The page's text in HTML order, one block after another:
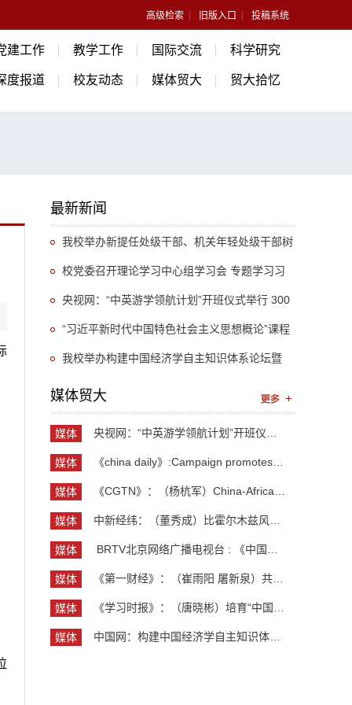
高级检索 旧版入口 投稿系统
建工作 教学工作 国际交流 科学研究
度报道 校友动态 媒体贸大 贸大拾忆
最新新闻
我校举办新提任处级干部、机关年轻处级干部树
立和践行正确政绩观专题培训班
校党委召开理论学习中心组学习会 专题学习习
近平总书记关于推动哲学社会科学高质量发展的重
要指示精神
央视网：“中英游学领航计划”开班仪式举行 300
余名英国学生开启“游学中国”旅程
“习近平新时代中国特色社会主义思想概论”课程
“UIBE新思想大讲堂”第九讲开讲
我校举办构建中国经济学自主知识体系论坛暨
《中国开放型经济学》教学研讨会
媒体贸大
媒体
媒体
媒体
媒体
媒体
媒体
媒体
媒体